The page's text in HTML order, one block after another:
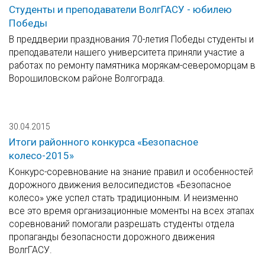
Студенты и преподаватели ВолгГАСУ - юбилею
Победы
В преддверии празднования 70-летия Победы студенты и
преподаватели нашего университета приняли участие а
работах по ремонту памятника морякам-североморцам в
Ворошиловском районе Волгограда.
30.04.2015
Итоги районного конкурса «Безопасное
колесо-2015»
Конкурс-соревнование на знание правил и особенностей
дорожного движения велосипедистов «Безопасное
колесо» уже успел стать традиционным. И неизменно
все это время организационные моменты на всех этапах
соревнований помогали разрешать студенты отдела
пропаганды безопасности дорожного движения
ВолгГАСУ.